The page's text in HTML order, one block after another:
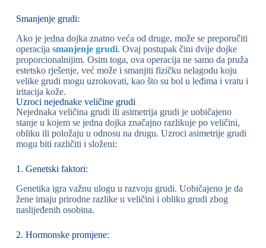
Smanjenje grudi:
Ako je jedna dojka znatno veća od druge, može se preporučiti
operacija smanjenje grudi. Ovaj postupak čini dvije dojke
proporcionalnijim. Osim toga, ova operacija ne samo da pruža
estetsko rješenje, već može i smanjiti fizičku nelagodu koju
velike grudi mogu uzrokovati, kao što su bol u leđima i vratu i
iritacija kože.
Uzroci nejednake veličine grudi
Nejednaka veličina grudi ili asimetrija grudi je uobičajeno
stanje u kojem se jedna dojka značajno razlikuje po veličini,
obliku ili položaju u odnosu na drugu. Uzroci asimetrije grudi
mogu biti različiti i složeni:
1. Genetski faktori:
Genetika igra važnu ulogu u razvoju grudi. Uobičajeno je da
žene imaju prirodne razlike u veličini i obliku grudi zbog
naslijeđenih osobina.
2. Hormonske promjene: